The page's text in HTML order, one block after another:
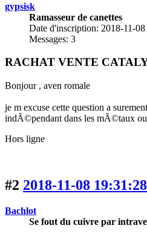
gypsisk
Ramasseur de canettes
Date d'inscription: 2018-11-08
Messages: 3
RACHAT VENTE
Bonjour , aven romale
je m excuse cette question a
indÃ©pendant dans les mÃ©taux
Hors ligne
#2 2018-11-08 19:31:28
Bachlot
Se fout du cuivre par